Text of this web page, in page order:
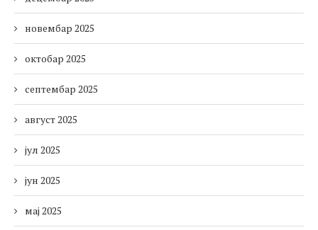
новембар 2025
октобар 2025
септембар 2025
август 2025
јул 2025
јун 2025
мај 2025